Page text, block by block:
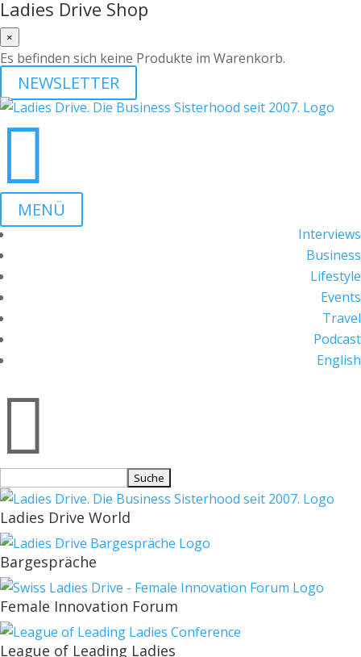
Ladies Drive Shop
×
Es befinden sich keine Produkte im Warenkorb.
NEWSLETTER

MENÜ
Interviews
Business
Lifestyle
Events
Travel
Podcast
English

nach:
Ladies Drive World
Bargespräche
Female Innovation Forum
League of Leading Ladies